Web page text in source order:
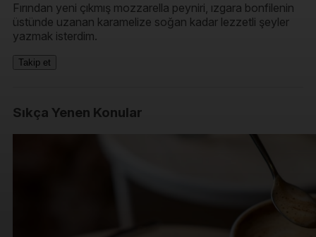
Fırından yeni çıkmış mozzarella peyniri, ızgara bonfilenin
üstünde uzanan karamelize soğan kadar lezzetli şeyler
yazmak isterdim.
Takip et
Sıkça Yenen Konular